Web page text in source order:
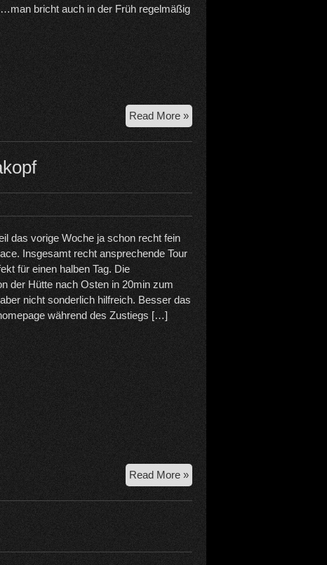
bricht auch in der Früh regelmäßig
Read More »18.6.26
Berglasspitze
Ostgrat
das vorige Woche ja schon recht fein
Insgesamt recht ansprechende Tour
für einen halben Tag. Die
der Hütte nach Osten in 20min zum
nicht sonderlich hilfreich. Besser das
während des Zustiegs […]
Read More »4.6.2026
Poker
Face
Tajakopf